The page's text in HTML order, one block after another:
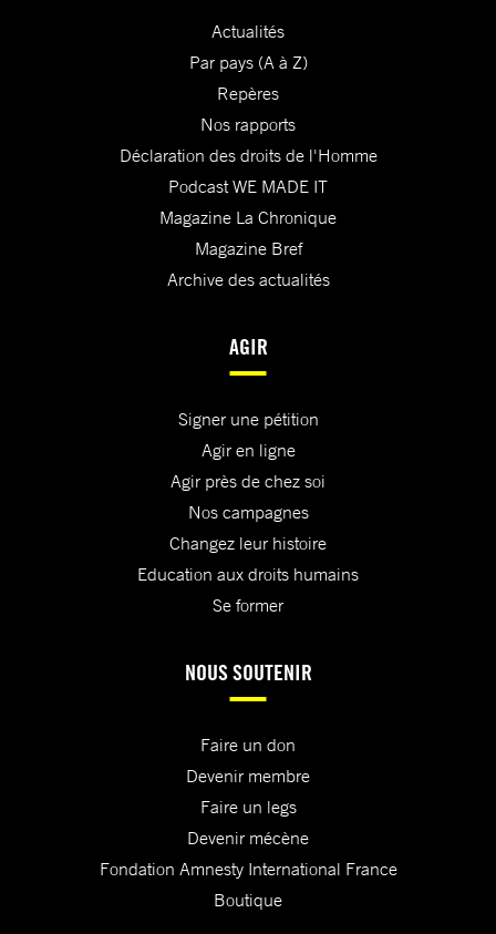
Actualités
Par pays (A à Z)
Repères
Nos rapports
Déclaration des droits de l'Homme
Podcast WE MADE IT
Magazine La Chronique
Magazine Bref
Archive des actualités
AGIR
Signer une pétition
Agir en ligne
Agir près de chez soi
Nos campagnes
Changez leur histoire
Education aux droits humains
Se former
NOUS SOUTENIR
Faire un don
Devenir membre
Faire un legs
Devenir mécène
Fondation Amnesty International France
Boutique